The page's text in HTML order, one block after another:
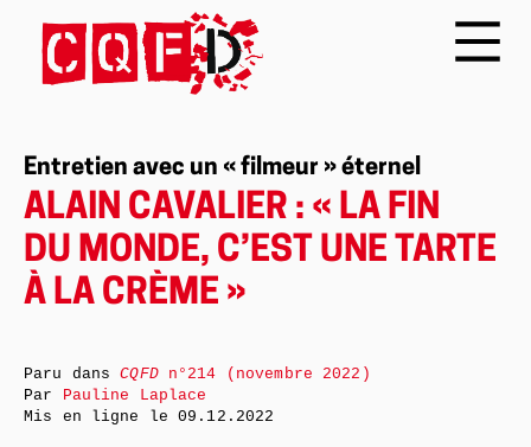
Entretien avec un « filmeur » éternel
ALAIN CAVALIER : « LA FIN
DU MONDE, C’EST UNE TARTE
À LA CRÈME »
Paru dansCQFDn°214 (novembre 2022)
Par Pauline Laplace
Mis en ligne le09.12.2022